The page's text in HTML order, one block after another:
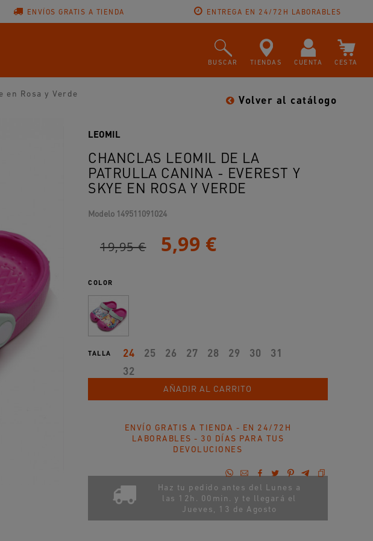
ENVÍOS GRATIS A TIENDA ENTREGA EN 24/72H LABORABLES
CESTA
CUENTA
TIENDAS
BUSCAR
en Rosa y Verde Volver al catálogo
CHANCLAS LEOMIL DE LA
PATRULLA CANINA - EVEREST Y
SKYE EN ROSA Y VERDE
LEOMIL
Modelo 149511091024
19,95 € 5,99 €
COLOR
TALLA 24 25 26 27 28 29 30
31
32
AÑADIR AL CARRITO
ENVÍO GRATIS A TIENDA - EN 24/72H
LABORABLES - 30 DÍAS PARA TUS
DEVOLUCIONES
Haz tu pedido antes del Lunes a
las 12h. 00min. y te llegará el
Jueves, 13 de Agosto